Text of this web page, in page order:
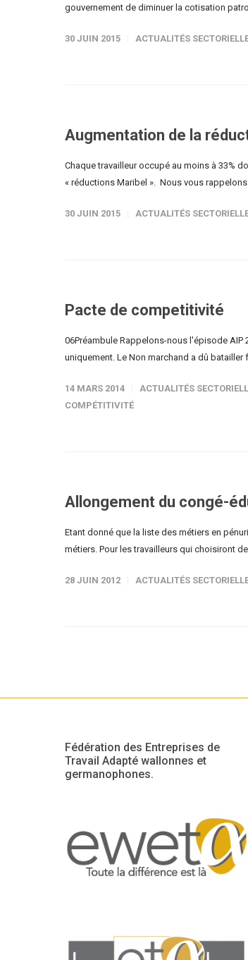
gouvernement de diminuer la cotisation
30 JUIN 2015 ACTUALITÉS
Augmentation de la
Chaque travailleur occupé au moins à 33%
« réductions Maribel ». Nous vous
30 JUIN 2015 ACTUALITÉS
Pacte de competitivité
06Préambule Rappelons-nous l'épisode AIP
uniquement. Le Non marchand a dû batailler
14 MARS 2014 ACTUALITÉS
COMPÉTITIVITÉ
Allongement du congé-
Etant donné que la liste des métiers en
métiers. Pour les travailleurs qui choisiront
28 JUIN 2012 ACTUALITÉS
Fédération des Entreprises de
Travail Adapté wallonnes et
germanophones.